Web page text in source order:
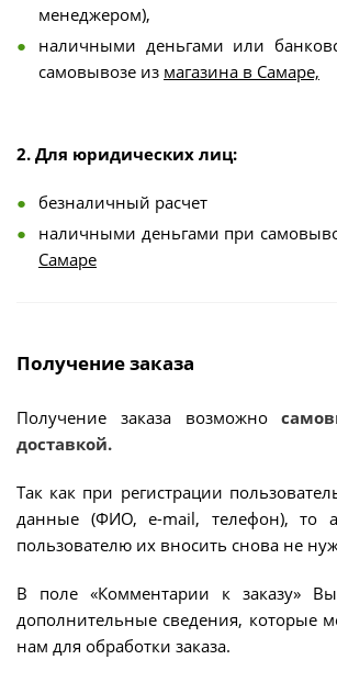
менеджером),
наличными деньгами или
самовывозе из магазина в Самаре,
2. Для юридических лиц:
безналичный расчет
наличными деньгами при
Самаре
Получение заказа
Получение заказа возможно
доставкой.
Так как при регистрации
данные (ФИО, e-mail, телефон), то
пользователю их вносить снова не
В поле «Комментарии к заказу»
дополнительные сведения, которые
нам для обработки заказа.